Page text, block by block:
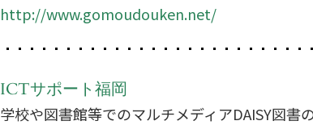
http://www.gomoudouken.net/
ICTサポート福岡
学校や図書館等でのマルチメディアDAISY図